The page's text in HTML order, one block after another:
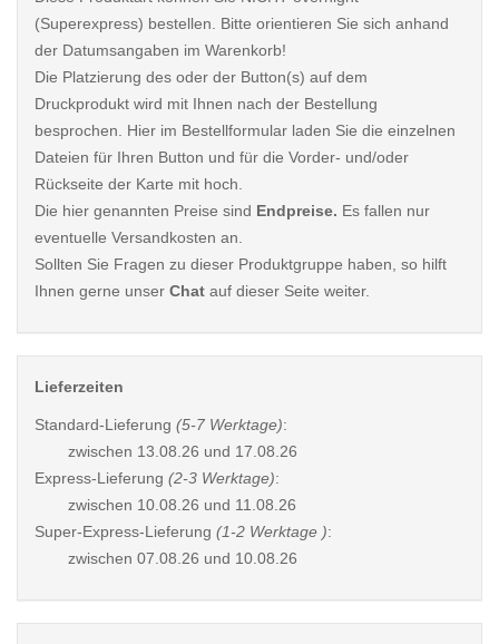
(Superexpress) bestellen. Bitte orientieren Sie sich anhand
der Datumsangaben im Warenkorb!
Die Platzierung des oder der Button(s) auf dem
Druckprodukt wird mit Ihnen nach der Bestellung
besprochen. Hier im Bestellformular laden Sie die einzelnen
Dateien für Ihren Button und für die Vorder- und/oder
Rückseite der Karte mit hoch.
Die hier genannten Preise sind Endpreise. Es fallen nur
eventuelle Versandkosten an.
Sollten Sie Fragen zu dieser Produktgruppe haben, so hilft
Ihnen gerne unser Chat auf dieser Seite weiter.
Lieferzeiten
Standard-Lieferung (5-7 Werktage):
zwischen 13.08.26 und 17.08.26
Express-Lieferung (2-3 Werktage):
zwischen 10.08.26 und 11.08.26
Super-Express-Lieferung (1-2 Werktage ):
zwischen 07.08.26 und 10.08.26